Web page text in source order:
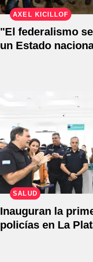
AXEL KICILLOF
"El federalismo
un Estado
SALUD
Inauguran la
policías en La